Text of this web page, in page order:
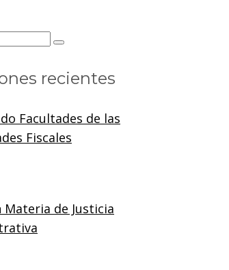
recientes
Facultades de las
Fiscales
Materia de Justicia